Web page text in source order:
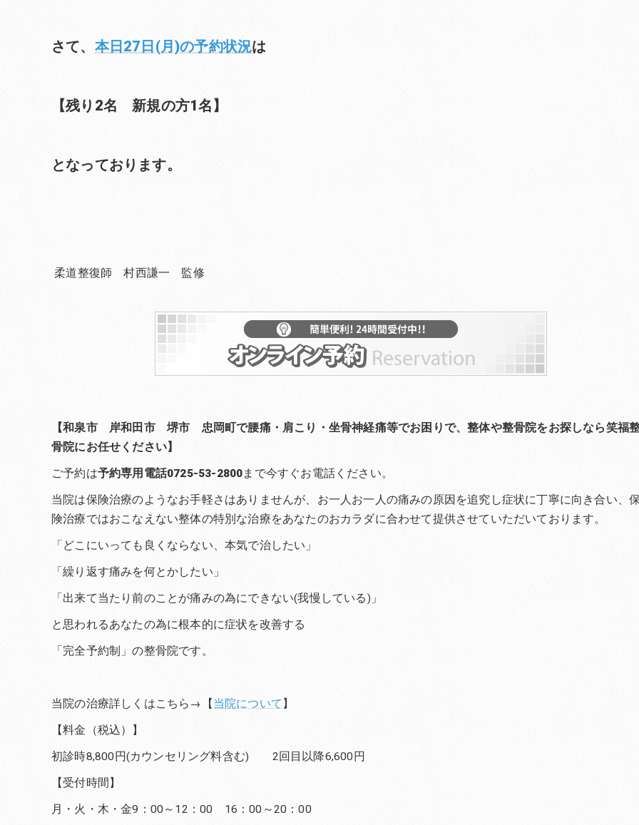
さて、 本日27日(月)の予約状況は
【残り2名 新規の方1名】
となっております。
柔道整復師 村西謙一 監修
【和泉市 岸和田市 堺市 忠岡町で腰痛・肩こり・坐骨神経痛等でお困りで、整体や整骨院をお探しなら笑福
骨院にお任せください】
ご予約は予約専用電話0725-53-2800まで今すぐお電話ください。
当院は保険治療のようなお手軽さはありませんが、お一人お一人の痛みの原因を追究し症状に丁寧に向き合い、
険治療ではおこなえない整体の特別な治療をあなたのおカラダに合わせて提供させていただいております。
「どこにいっても良くならない、本気で治したい」
「繰り返す痛みを何とかしたい」
「出来て当たり前のことが痛みの為にできない(我慢している)」
と思われるあなたの為に根本的に症状を改善する
「完全予約制」の整骨院です。
当院の治療詳しくはこちら→【 当院について 】
【料金（税込）】
初診時8,800円(カウンセリング料含む) 2回目以降6,600円
【受付時間】
月・火・木・金9：00～12：00 16：00～20：00